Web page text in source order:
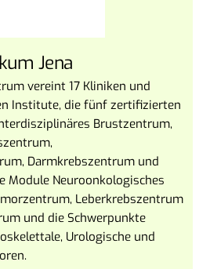
Jena
vereint 17 Kliniken und
Institute, die fünf zertifizierten
Brustzentrum,
Darmkrebszentrum und
Module Neuroonkologisches
Leberkrebszentrum
und die Schwerpunkte
Urologische und